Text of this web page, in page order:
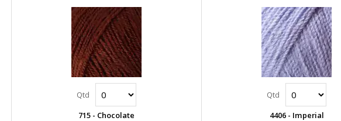
715 - Chocolate
4406 - Imperial